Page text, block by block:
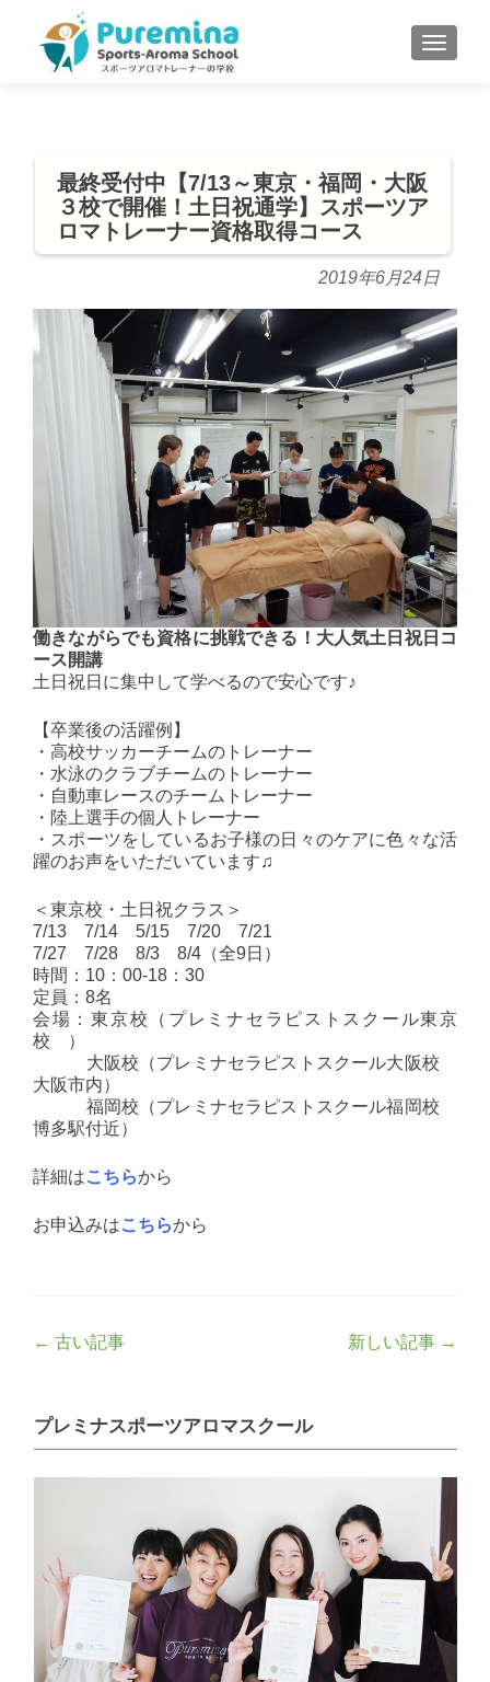
MENU
最終受付中【7/13～東京・福岡・大阪
３校で開催！土日祝通学】スポーツア
ロマトレーナー資格取得コース
2019年6月24日
働きながらでも資格に挑戦できる！大人気土日祝日コ
ース開講
土日祝日に集中して学べるので安心です♪
【卒業後の活躍例】
・高校サッカーチームのトレーナー
・水泳のクラブチームのトレーナー
・自動車レースのチームトレーナー
・陸上選手の個人トレーナー
・スポーツをしているお子様の日々のケアに色々な活
躍のお声をいただいています♫
＜東京校・土日祝クラス＞
7/13 7/14 5/15 7/20 7/21
7/27 7/28 8/3 8/4（全9日）
時間：10：00-18：30
定員：8名
会場：東京校（プレミナセラピストスクール東京
校 ）
大阪校（プレミナセラピストスクール大阪校
大阪市内）
福岡校（プレミナセラピストスクール福岡校
博多駅付近）
詳細はこちらから
お申込みはこちらから
Post
← 古い記事 新しい記事 →
プレミナスポーツアロマスクール